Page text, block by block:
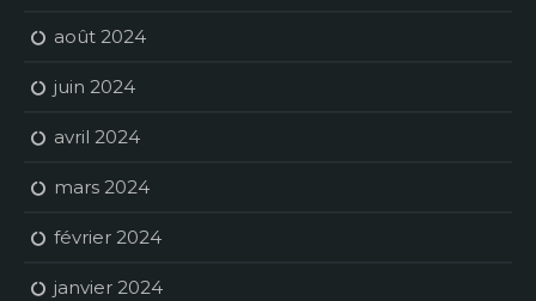
août 2024
juin 2024
avril 2024
mars 2024
février 2024
janvier 2024